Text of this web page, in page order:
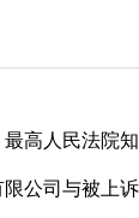
最高人民法院
限公司与被上